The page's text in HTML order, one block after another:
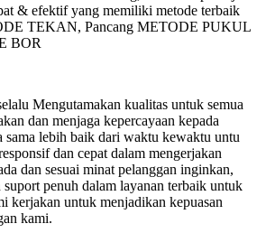
& efektif yang memiliki metode terbaik
TEKAN, Pancang METODE PUKUL
BOR
Mengutamakan kualitas untuk semua
dan menjaga kepercayaan kepada
sama lebih baik dari waktu kewaktu untu
dan cepat dalam mengerjakan
dan sesuai minat pelanggan inginkan,
penuh dalam layanan terbaik untuk
kerjakan untuk menjadikan kepuasan
kami.